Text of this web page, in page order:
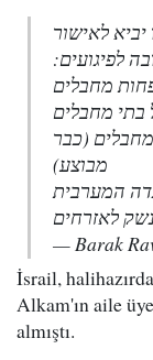
לאישור
לפיגועים:
(כבר
מבוצע)
— Barak
İsrail,
Alkam'ın aile
almıştı.